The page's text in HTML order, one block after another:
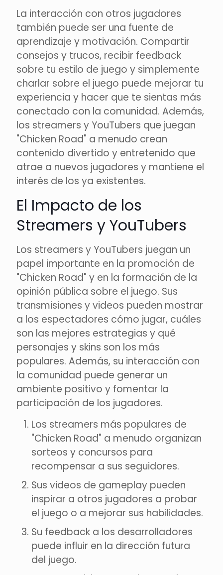
La interacción con otros jugadores
también puede ser una fuente de
aprendizaje y motivación. Compartir
consejos y trucos, recibir feedback
sobre tu estilo de juego y simplemente
charlar sobre el juego puede mejorar tu
experiencia y hacer que te sientas más
conectado con la comunidad. Además,
los streamers y YouTubers que juegan
"Chicken Road" a menudo crean
contenido divertido y entretenido que
atrae a nuevos jugadores y mantiene el
interés de los ya existentes.
El Impacto de los
Streamers y YouTubers
Los streamers y YouTubers juegan un
papel importante en la promoción de
"Chicken Road" y en la formación de la
opinión pública sobre el juego. Sus
transmisiones y videos pueden mostrar
a los espectadores cómo jugar, cuáles
son las mejores estrategias y qué
personajes y skins son los más
populares. Además, su interacción con
la comunidad puede generar un
ambiente positivo y fomentar la
participación de los jugadores.
Los streamers más populares de
"Chicken Road" a menudo organizan
sorteos y concursos para
recompensar a sus seguidores.
Sus videos de gameplay pueden
inspirar a otros jugadores a probar
el juego o a mejorar sus habilidades.
Su feedback a los desarrolladores
puede influir en la dirección futura
del juego.